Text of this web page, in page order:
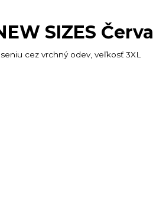
SIZES Červa
cez vrchný odev, veľkosť 3XL